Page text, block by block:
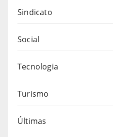
Sindicato
Social
Tecnologia
Turismo
Últimas